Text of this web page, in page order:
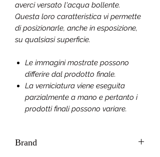
averci versato l'acqua bollente.
Questa loro caratteristica vi permette
di posizionarle, anche in esposizione,
su qualsiasi superficie.
Le immagini mostrate possono
differire dal prodotto finale.
La verniciatura viene eseguita
parzialmente a mano e pertanto i
prodotti finali possono variare.
Brand